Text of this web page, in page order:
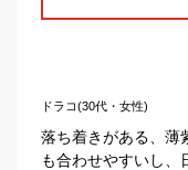
ドラコ(30代・女性)
落ち着きがある、薄
も合わせやすいし、